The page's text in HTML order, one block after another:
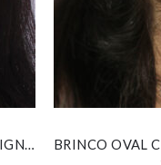
KIT DE BRINCOS ARGOLINHAS DESIGN CROISSANT BANHADO EM OURO 18K